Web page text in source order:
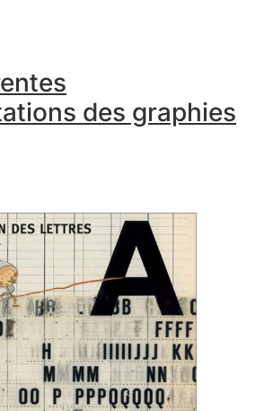
des graphies